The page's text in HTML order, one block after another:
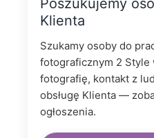
Poszukujemy
Klienta
Szukamy osoby do
fotograficznym 2 Style
fotografię, kontakt z
obsługę Klienta —
ogłoszenia.